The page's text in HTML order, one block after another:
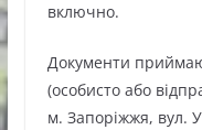
включно.
Документи
(особисто або
м. Запоріжжя, вул.